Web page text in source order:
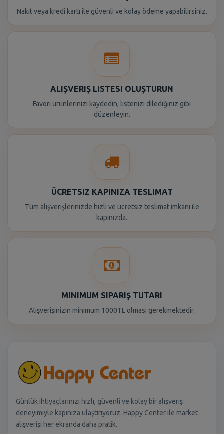
Nakit veya kredi kartı ile güvenli ve kolay ödeme yapabilirsiniz.
ALIŞVERIŞ LISTESI OLUŞTURUN
Favori ürünlerinizi kaydedin, listenizi dilediğiniz gibi
düzenleyin.
ÜCRETSIZ KAPINIZA TESLIMAT
Tüm alışverişlerinizde hızlı ve ücretsiz teslimat imkanı ile
kapınızda.
MINIMUM SIPARIŞ TUTARI
Alışverişinizin minimum 1000TL olması gerekmektedir.
Günlük ihtiyaçlarınızı hızlı, güvenli ve kolay bir alışveriş
deneyimiyle kapınıza ulaştırıyoruz. Happy Center ile market
alışverişi her ekranda daha pratik.